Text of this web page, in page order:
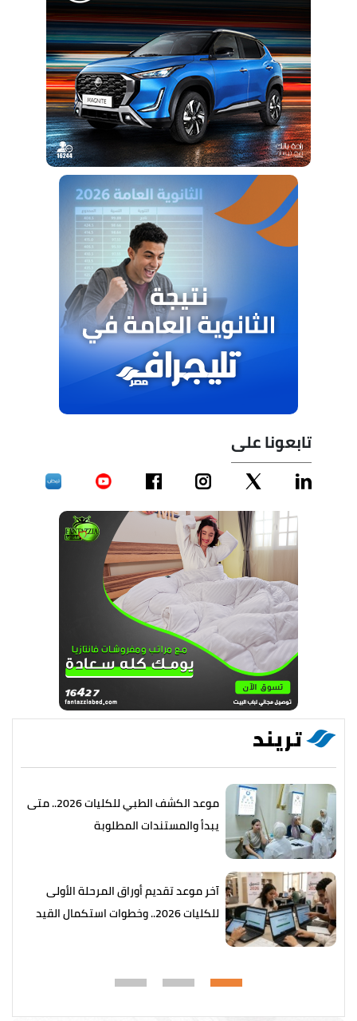
تابعونا على
تريند
موعد الكشف الطبي للكليات 2026.. متى
يبدأ والمستندات المطلوبة
آخر موعد تقديم أوراق المرحلة الأولى
للكليات 2026.. وخطوات استكمال القيد